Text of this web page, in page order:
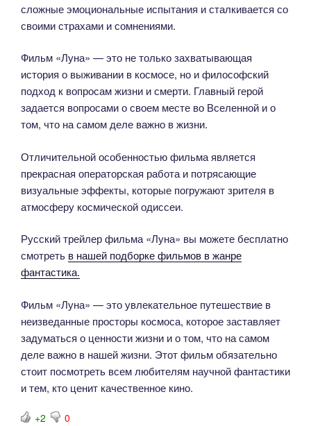
сложные эмоциональные испытания и сталкивается со
своими страхами и сомнениями.
Фильм «Луна» — это не только захватывающая
история о выживании в космосе, но и философский
подход к вопросам жизни и смерти. Главный герой
задается вопросами о своем месте во Вселенной и о
том, что на самом деле важно в жизни.
Отличительной особенностью фильма является
прекрасная операторская работа и потрясающие
визуальные эффекты, которые погружают зрителя в
атмосферу космической одиссеи.
Русский трейлер фильма «Луна» вы можете бесплатно
смотреть в нашей подборке фильмов в жанре
фантастика.
Фильм «Луна» — это увлекательное путешествие в
неизведанные просторы космоса, которое заставляет
задуматься о ценности жизни и о том, что на самом
деле важно в нашей жизни. Этот фильм обязательно
стоит посмотреть всем любителям научной фантастики
и тем, кто ценит качественное кино.
+2 0